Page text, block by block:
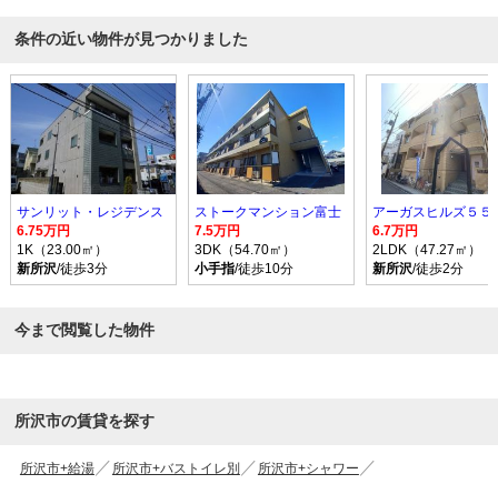
条件の近い物件が見つかりました
サンリット・レジデンス
6.75万円
1K（23.00㎡）
新所沢/徒歩3分
ストークマンション富士
7.5万円
3DK（54.70㎡）
小手指/徒歩10分
アーガスヒルズ５５
6.7万円
2LDK（47.27㎡）
新所沢/徒歩2分
今まで閲覧した物件
所沢市の賃貸を探す
所沢市+給湯 所沢市+バストイレ別
所沢市+シャワー